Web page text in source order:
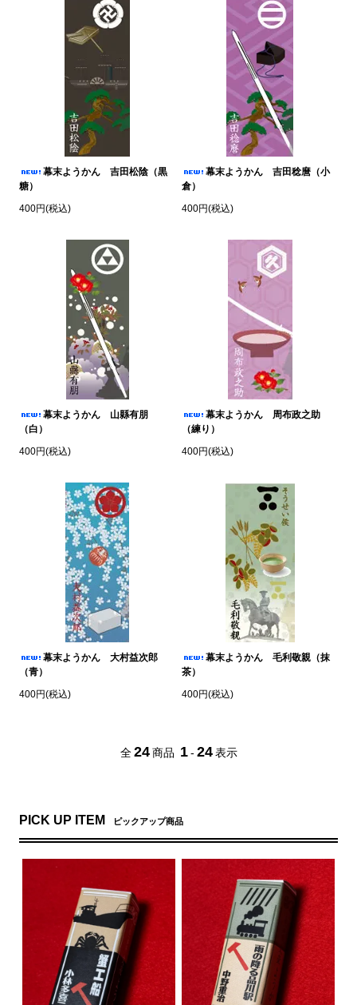
幕末ようかん 吉田松陰（黒
糖）
400円(税込)
幕末ようかん 吉田稔麿（小
倉）
400円(税込)
幕末ようかん 山縣有朋
（白）
400円(税込)
幕末ようかん 周布政之助
（練り）
400円(税込)
幕末ようかん 大村益次郎
（青）
400円(税込)
幕末ようかん 毛利敬親（抹
茶）
400円(税込)
全 24 商品 1 - 24 表示
PICK UP ITEM ピックアップ商品